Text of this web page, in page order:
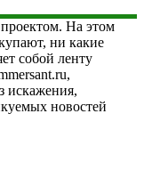
На этом
ни какие
собой ленту
искажения,
новостей